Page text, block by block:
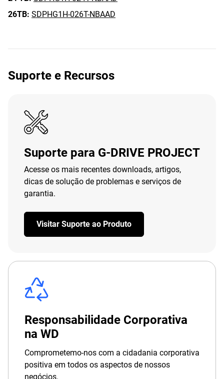
26TB: SDPHG1H-026T-NBAAD
Suporte e Recursos
Suporte para G-DRIVE PROJECT
Acesse os mais recentes downloads, artigos,
dicas de solução de problemas e serviços de
garantia.
Visitar Suporte ao Produto
Responsabilidade Corporativa
na WD
Comprometemo-nos com a cidadania corporativa
positiva em todos os aspectos de nossos
negócios.